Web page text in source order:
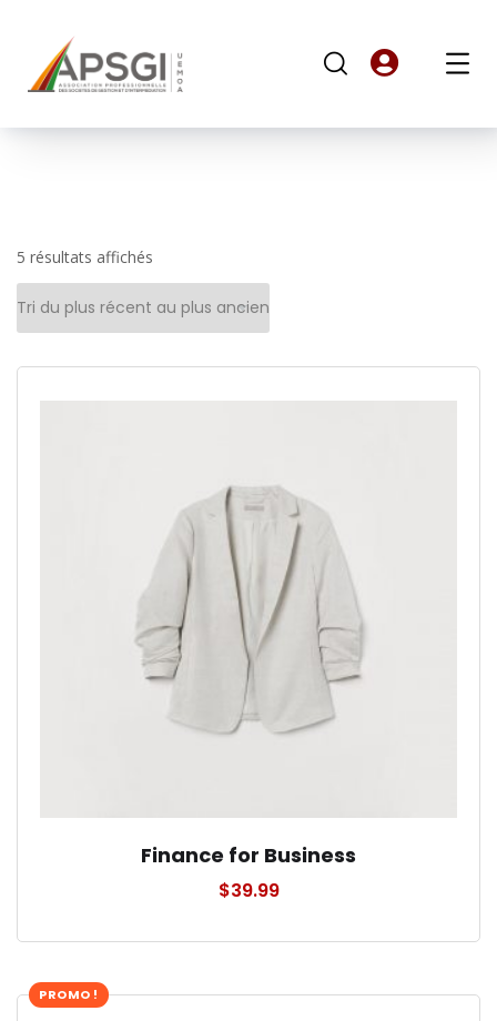
5 résultats affichés
Finance for Business
$39.99
PROMO !